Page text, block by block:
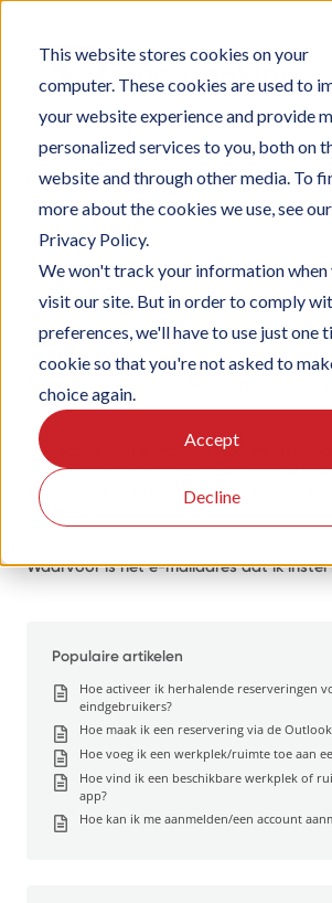
This website stores cookies on your
computer. These cookies are used to
your website experience and provide
personalized services to you, both on
website and through other media. To
more about the cookies we use, see our
Privacy Policy.
We won't track your information when
visit our site. But in order to comply
preferences, we'll have to use just one
cookie so that you're not asked to
choice again.
Accept
Decline
Ga
inhoud
Search
Home Kennisbank
Organisatie instellingen
Meldingen en e-mails
Hoe kan ik mijn e-mailvoorkeuren instellen?
Navigeer naar ‘Instellingen’ in het menu. Selecteer
e-mails’ om de verschillende e-mails te activeren.
herinnering:...
Waarvoor is het e-mailadres dat ik instel
Populaire artikelen
Hoe activeer ik herhalende reserveringen
eindgebruikers?
Hoe maak ik een reservering via de
Hoe voeg ik een werkplek/ruimte toe aan
Hoe vind ik een beschikbare werkplek of
app?
Hoe kan ik me aanmelden/een account